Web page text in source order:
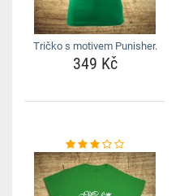
Tričko s motivem Punisher.
349 Kč